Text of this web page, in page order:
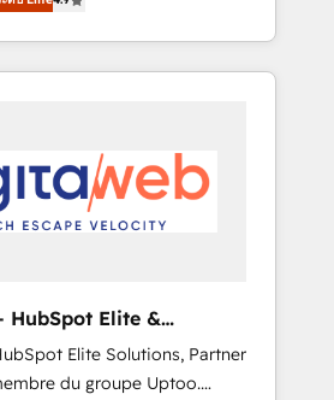
150+ HubSpot-certified
scalable solutions to
RevOps challenges. Our
to your GTM motion.
from other CRMs to
data loss or downtime. 🔹
🔹 Custom
tailored apps, workflows, and
HubSpot Elite &
Elite Solutions, Partner
du groupe Uptoo.